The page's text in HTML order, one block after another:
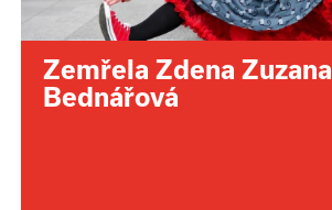
Zemřela Zdena Zuzana
Bednářová